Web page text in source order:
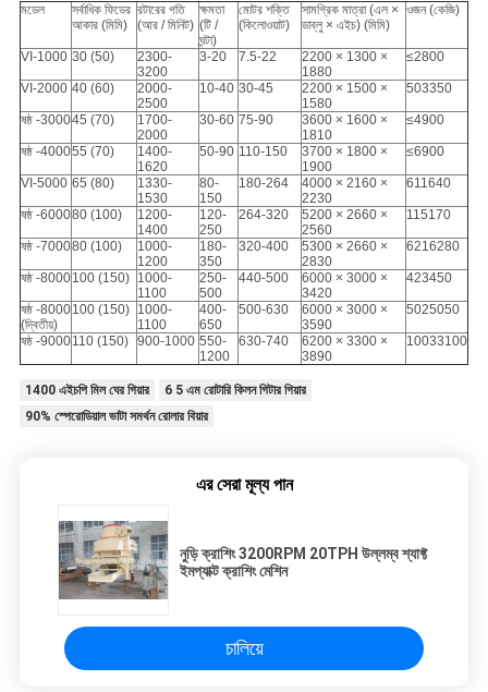
মডেল
সর্বাধিক ফিডের
আকার (মিমি)
রটারের গতি
(আর / মিনিট)
ক্ষমতা
(টি /
ঘন্টা)
মোটর শক্তি
(কিলোওয়াট)
সামগ্রিক মাত্রা (এল ×
ডাব্লু × এইচ) (মিমি)
ওজন (কেজি)
VI-1000 30 (50)
2300-
3200
3-20 7.5-22
2200 × 1300 ×
1880
≤2800
VI-2000 40 (60)
2000-
2500
10-40 30-45
2200 × 1500 ×
1580
503350
ষষ্ঠ -300045 (70)
1700-
2000
30-60 75-90
3600 × 1600 ×
1810
≤4900
ষষ্ঠ -400055 (70)
1400-
1620
50-90 110-150
3700 × 1800 ×
1900
≤6900
VI-5000 65 (80)
1330-
1530
80-
150
180-264
4000 × 2160 ×
2230
611640
ষষ্ঠ -600080 (100)
1200-
1400
120-
250
264-320
5200 × 2660 ×
2560
115170
ষষ্ঠ -700080 (100)
1000-
1200
180-
350
320-400
5300 × 2660 ×
2830
6216280
ষষ্ঠ -8000100 (150) 1000-
1100
250-
500
440-500
6000 × 3000 ×
3420
423450
ষষ্ঠ -8000
(দ্বিতীয়)
100 (150) 1000-
1100
400-
650
500-630
6000 × 3000 ×
3590
5025050
ষষ্ঠ -9000110 (150) 900-1000 550-
1200
630-740
6200 × 3300 ×
3890
10033100
1400 এইচপি মিল ঘের গিয়ার
6 5 এম রোটারি কিলন গিটার গিয়ার
90% স্পেরোডিয়াল ভাটা সমর্থন রোলার বিয়ার
এর সেরা মূল্য পান
নুড়ি ক্রাশিং 3200RPM 20TPH উল্লম্ব শ্যাফ্ট
ইমপ্যাক্ট ক্রাশিং মেশিন
চালিয়ে